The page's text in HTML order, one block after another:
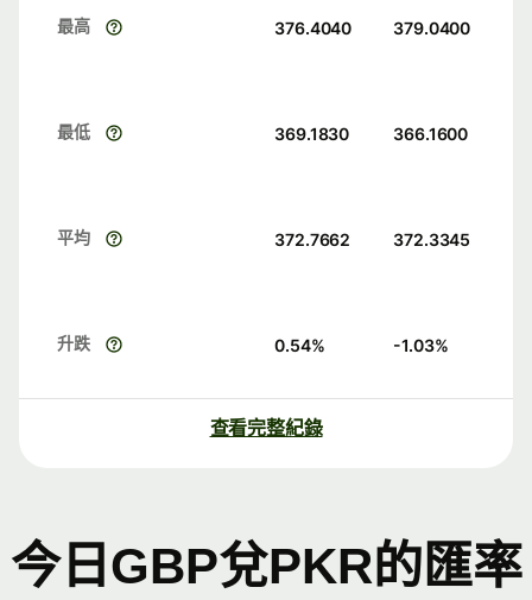
最高 376.4040 379.0400
最低 369.1830 366.1600
平均 372.7662 372.3345
升跌 0.54% -1.03%
查看完整紀錄
今日GBP兌PKR的匯率